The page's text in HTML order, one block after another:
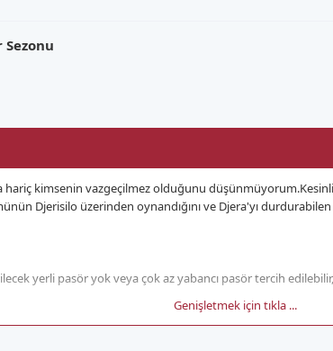
hariç kimsenin vazgeçilmez olduğunu
Djerisilo üzerinden oynandığını ve Djera'yı
yerli pasör yok veya çok az yabancı pasör tercih
Genişletmek için tıkla ...